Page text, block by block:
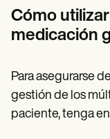
Cómo
medicación
Para asegurarse
gestión de los
paciente, tenga